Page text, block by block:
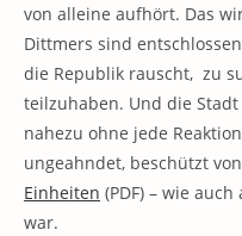
von alleine aufhört. Das
Dittmers sind
die Republik rauscht, zu
teilzuhaben. Und die
nahezu ohne jede
ungeahndet, beschützt
Einheiten (PDF) – wie
war.